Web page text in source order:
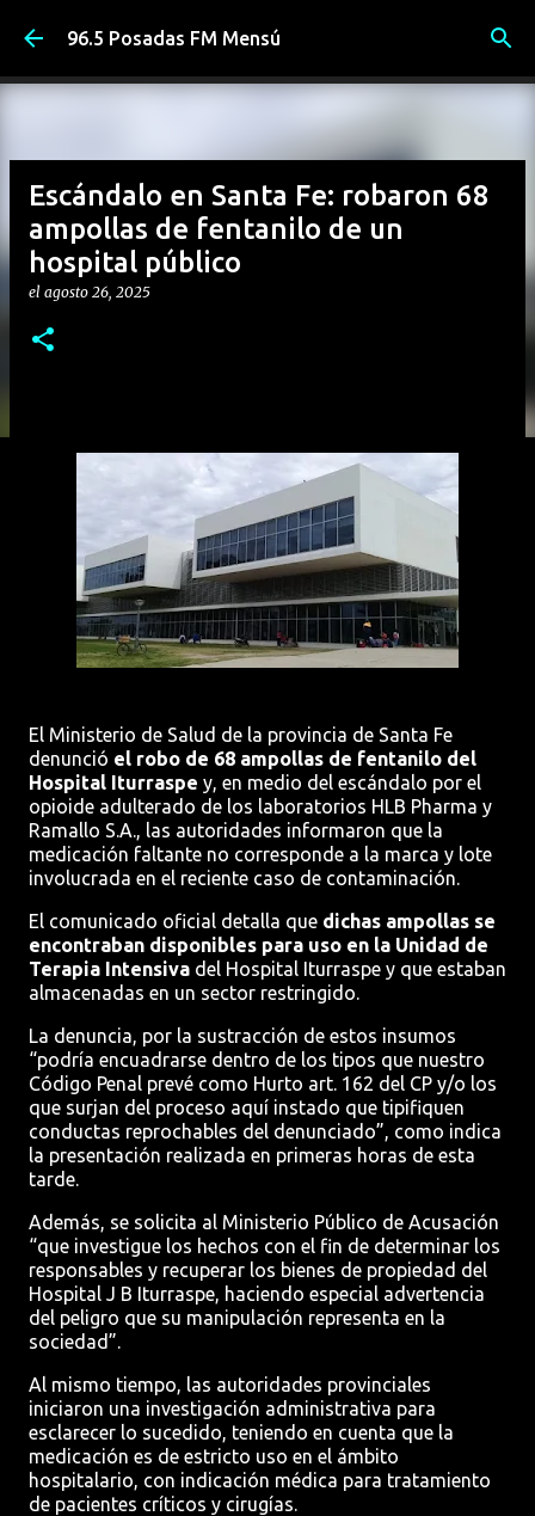
Ir al contenido principal
96.5 Posadas FM Mensú
Escándalo en Santa Fe: robaron 68
ampollas de fentanilo de un
hospital público
el agosto 26, 2025
El Ministerio de Salud de la provincia de Santa Fe
denunció el robo de 68 ampollas de fentanilo del
Hospital Iturraspe y, en medio del escándalo por el
opioide adulterado de los laboratorios HLB Pharma y
Ramallo S.A., las autoridades informaron que la
medicación faltante no corresponde a la marca y lote
involucrada en el reciente caso de contaminación.
El comunicado oficial detalla que dichas ampollas se
encontraban disponibles para uso en la Unidad de
Terapia Intensiva del Hospital Iturraspe y que estaban
almacenadas en un sector restringido.
La denuncia, por la sustracción de estos insumos
“podría encuadrarse dentro de los tipos que nuestro
Código Penal prevé como Hurto art. 162 del CP y/o los
que surjan del proceso aquí instado que tipifiquen
conductas reprochables del denunciado”, como indica
la presentación realizada en primeras horas de esta
tarde.
Además, se solicita al Ministerio Público de Acusación
“que investigue los hechos con el fin de determinar los
responsables y recuperar los bienes de propiedad del
Hospital J B Iturraspe, haciendo especial advertencia
del peligro que su manipulación representa en la
sociedad”.
Al mismo tiempo, las autoridades provinciales
iniciaron una investigación administrativa para
esclarecer lo sucedido, teniendo en cuenta que la
medicación es de estricto uso en el ámbito
hospitalario, con indicación médica para tratamiento
de pacientes críticos y cirugías.